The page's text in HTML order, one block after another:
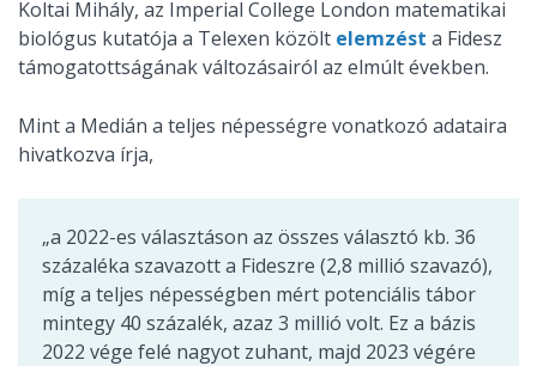
Koltai Mihály, az Imperial College London matematikai
biológus kutatója a Telexen közölt elemzést a Fidesz
támogatottságának változásairól az elmúlt években.
Mint a Medián a teljes népességre vonatkozó adataira
hivatkozva írja,
„a 2022-es választáson az összes választó kb. 36
százaléka szavazott a Fideszre (2,8 millió szavazó),
míg a teljes népességben mért potenciális tábor
mintegy 40 százalék, azaz 3 millió volt. Ez a bázis
2022 vége felé nagyot zuhant, majd 2023 végére